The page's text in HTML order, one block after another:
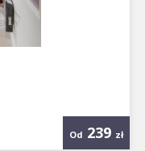
Od 239 zł